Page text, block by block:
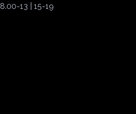
8.00-13 | 15-19